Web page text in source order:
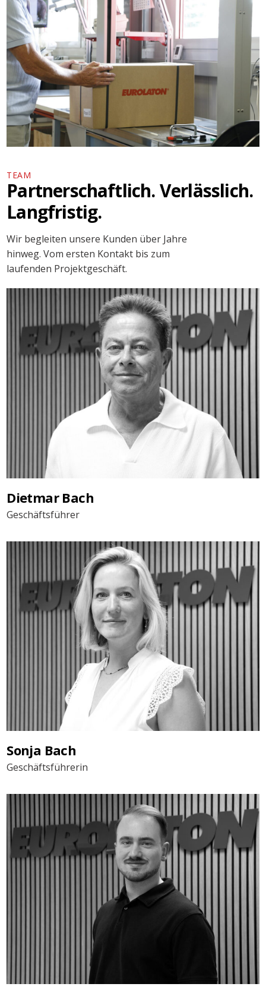
TEAM
Partnerschaftlich. Verlässlich.
Langfristig.
Wir begleiten unsere Kunden über Jahre
hinweg. Vom ersten Kontakt bis zum
laufenden Projektgeschäft.
Dietmar Bach
Geschäftsführer
Sonja Bach
Geschäftsführerin